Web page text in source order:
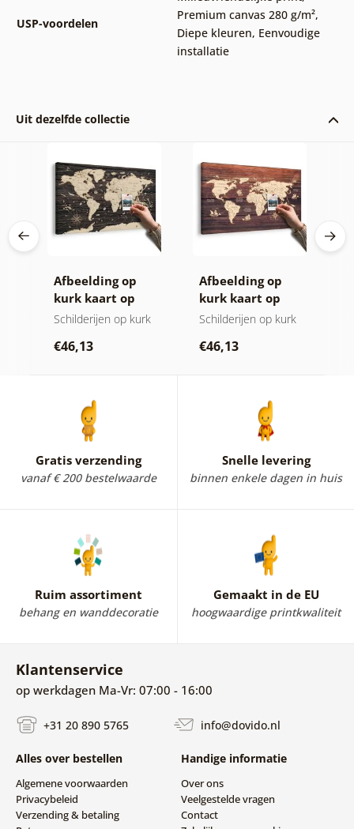
USP-voordelen
Premium canvas 280 g/m²,
Diepe kleuren, Eenvoudige
installatie
Uit dezelfde collectie
Afbeelding op
kurk kaart op
houten
Schilderijen op kurk
€46,13
Afbeelding op
kurk kaart op
hout
Schilderijen op kurk
€46,13
Gratis verzending
vanaf € 200 bestelwaarde
Snelle levering
binnen enkele dagen in huis
Ruim assortiment
behang en wanddecoratie
Gemaakt in de EU
hoogwaardige printkwaliteit
Klantenservice
op werkdagen Ma-Vr: 07:00 - 16:00
+31 20 890 5765 info@dovido.nl
Alles over bestellen
Algemene voorwaarden
Privacybeleid
Verzending & betaling
Handige informatie
Over ons
Veelgestelde vragen
Contact